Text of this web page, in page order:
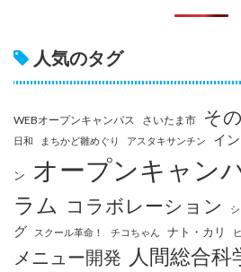
人気のタグ
WEBオープンキャンパス さいたま市 そ
日和
まちかど雛めぐり アスタキサンチン イ
ン オープンキャン
ラム コラボレーション
グ
スクール革命！ チコちゃん ナト・カリ
メニュー開発 人間総合科